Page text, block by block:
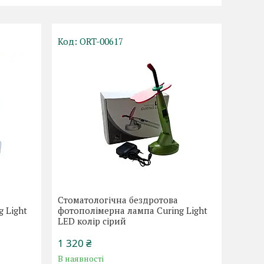
Light
ORT-00617
Стоматологічна бездротова
фотополімерна лампа Curing Light
LED колір сірий
1 320 ₴
В наявності